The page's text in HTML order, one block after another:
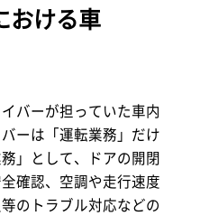
おける車
バーが担っていた車内
ーは「運転業務」だけ
」として、ドアの開閉
確認、空調や走行速度
のトラブル対応などの